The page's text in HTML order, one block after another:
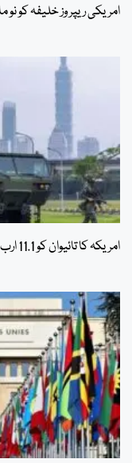
امریکی ریپر وز خلیفہ کو
امریکہ کا تائیوان کو 11.1 ارب ڈالر کا اسلحہ فروخت کرنے کا فیصلہ